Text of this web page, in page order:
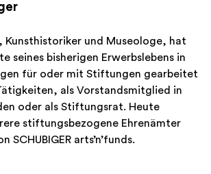
Kunsthistoriker und Museologe, hat
seines bisherigen Erwerbslebens in
für oder mit Stiftungen gearbeitet
als Vorstandsmitglied in
oder als Stiftungsrat. Heute
stiftungsbezogene Ehrenämter
SCHUBIGER arts’n’funds.